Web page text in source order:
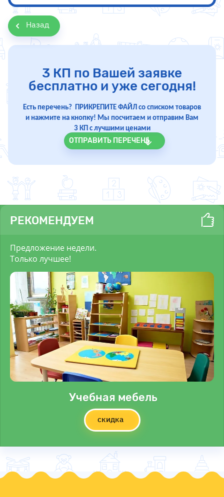
РЕКОМЕНДУЕМ
Предложение недели.
Только лучшее!
Учебная мебель
скидка
Назад
3 КП по Вашей заявке
бесплатно и уже сегодня!
Есть перечень? ПРИКРЕПИТЕ ФАЙЛ со списком товаров
и нажмите на кнопку! Мы посчитаем и отправим Вам
3 КП с лучшими ценами
ОТПРАВИТЬ ПЕРЕЧЕНЬ